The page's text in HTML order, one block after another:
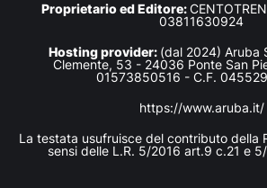
Proprietario ed Editore:
03811630924
Hosting provider: (dal 2024) Aruba
Clemente, 53 - 24036 Ponte San
01573850516 - C.F.
https://www.aruba.it/
La testata usufruisce del contributo della
sensi delle L.R. 5/2016 art.9 c.21 e